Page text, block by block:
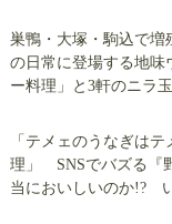
巣鴨・大塚・駒込で
の日常に登場する地味
ー料理」と3軒のニラ玉
「テメェのうなぎは
理」 SNSでバズる『
当においしいのか!?